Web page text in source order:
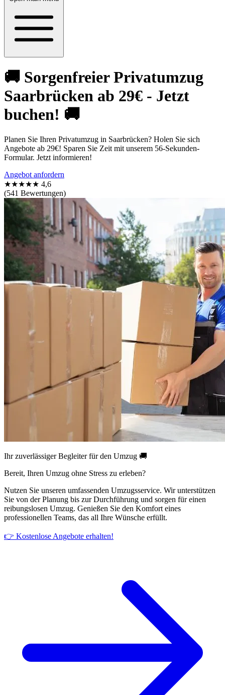
🚚 Sorgenfreier Privatumzug
Saarbrücken ab 29€ - Jetzt
buchen! 🚚
Planen Sie Ihren Privatumzug in Saarbrücken? Holen Sie sich
Angebote ab 29€! Sparen Sie Zeit mit unserem 56-Sekunden-
Formular. Jetzt informieren!
Angebot anfordern
★★★★★ 4,6
(541 Bewertungen)
Ihr zuverlässiger Begleiter für den Umzug 🚚
Bereit, Ihren Umzug ohne Stress zu erleben?
Nutzen Sie unseren umfassenden Umzugsservice. Wir unterstützen
Sie von der Planung bis zur Durchführung und sorgen für einen
reibungslosen Umzug. Genießen Sie den Komfort eines
professionellen Teams, das all Ihre Wünsche erfüllt.
👉 Kostenlose Angebote erhalten!